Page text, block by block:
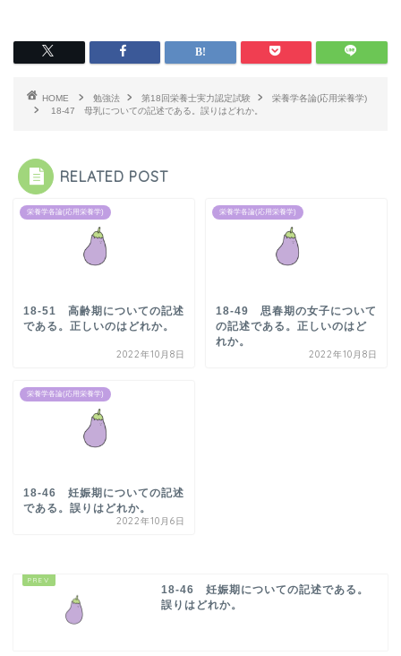
HOME 勉強法 第18回栄養士実力認定試験
栄養学各論(応用栄養学)
18-47 母乳についての記述である。誤りはどれか。
RELATED POST
栄養学各論(応用栄養学)
18-51 高齢期についての記述
である。正しいのはどれか。
2022年10月8日
栄養学各論(応用栄養学)
18-49 思春期の女子について
の記述である。正しいのはど
れか。
2022年10月8日
栄養学各論(応用栄養学)
18-46 妊娠期についての記述
である。誤りはどれか。
2022年10月6日
18-46 妊娠期についての記述である。
誤りはどれか。